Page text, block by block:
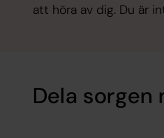
att höra av dig. Du är
Dela